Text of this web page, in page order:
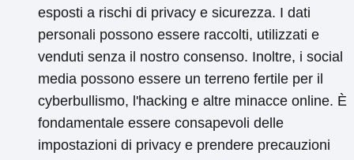
esposti a rischi di privacy e sicurezza. I dati
personali possono essere raccolti, utilizzati e
venduti senza il nostro consenso. Inoltre, i social
media possono essere un terreno fertile per il
cyberbullismo, l'hacking e altre minacce online. È
fondamentale essere consapevoli delle
impostazioni di privacy e prendere precauzioni